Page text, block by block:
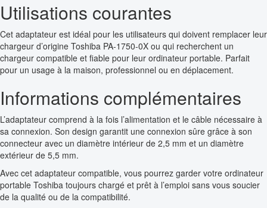
Utilisations courantes
Cet adaptateur est idéal pour les utilisateurs qui doivent remplacer leur
chargeur d’origine Toshiba PA-1750-0X ou qui recherchent un
chargeur compatible et fiable pour leur ordinateur portable. Parfait
pour un usage à la maison, professionnel ou en déplacement.
Informations complémentaires
L’adaptateur comprend à la fois l’alimentation et le câble nécessaire à
sa connexion. Son design garantit une connexion sûre grâce à son
connecteur avec un diamètre intérieur de 2,5 mm et un diamètre
extérieur de 5,5 mm.
Avec cet adaptateur compatible, vous pourrez garder votre ordinateur
portable Toshiba toujours chargé et prêt à l’emploi sans vous soucier
de la qualité ou de la compatibilité.